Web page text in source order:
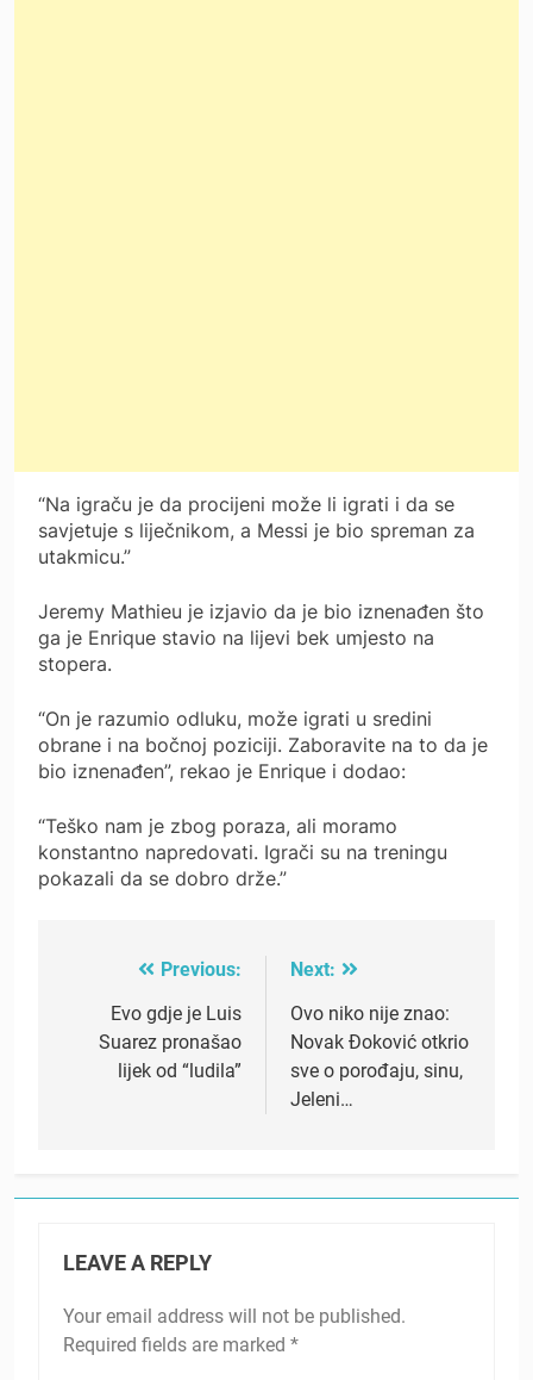
“Na igraču je da procijeni može li igrati i da se
savjetuje s liječnikom, a Messi je bio spreman za
utakmicu.”
Jeremy Mathieu je izjavio da je bio iznenađen što
ga je Enrique stavio na lijevi bek umjesto na
stopera.
“On je razumio odluku, može igrati u sredini
obrane i na bočnoj poziciji. Zaboravite na to da je
bio iznenađen”, rekao je Enrique i dodao:
“Teško nam je zbog poraza, ali moramo
konstantno napredovati. Igrači su na treningu
pokazali da se dobro drže.”
navigation
Previous:
Evo gdje je Luis
Suarez pronašao
lijek od “ludila”
Next:
Ovo niko nije znao:
Novak Đoković otkrio
sve o porođaju, sinu,
Jeleni…
LEAVE A REPLY
Your email address will not be published.
Required fields are marked *